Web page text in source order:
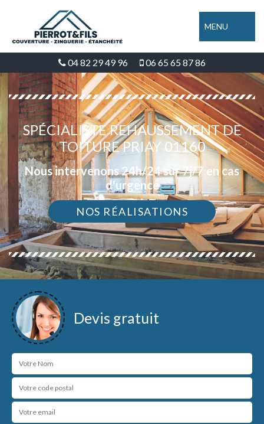
MENU
04 82 29 49 96 06 65 65 87 86
SPÉCIALISTE REHAUSSEMENT DE
TOITURE PRIAY 01160
Nous intervenons 24h/24 sur 7j/7 en cas
d'urgence
NOS RÉALISATIONS
Devis gratuit